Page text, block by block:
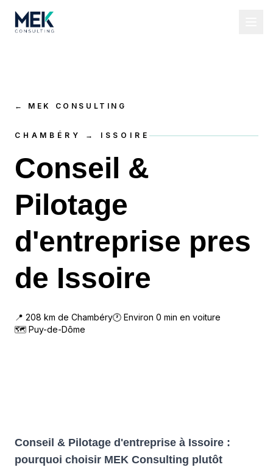
← MEK CONSULTING
CHAMBÉRY → ISSOIRE
Conseil &
Pilotage
d'entreprise pres
de Issoire
📍 208 km de Chambéry🕐 Environ 0 min en voiture
🗺 Puy-de-Dôme
Conseil & Pilotage d'entreprise à Issoire :
pourquoi choisir MEK Consulting plutôt